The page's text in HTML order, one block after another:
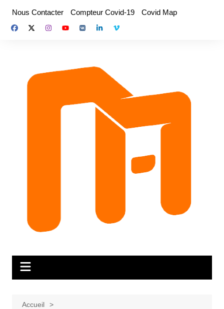
contenu
Nous Contacter Compteur Covid-19 Covid Map
Accueil